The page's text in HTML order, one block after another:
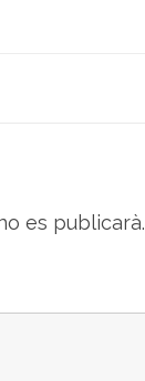
es publicarà.